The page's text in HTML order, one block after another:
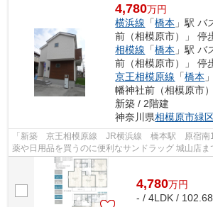
4,780万円
横浜線 「橋本 」駅 バ
前（相模原市）」 停
相模線 「橋本 」駅 バ
前（相模原市）」 停
京王相模原線 「橋本
幡神社前（相模原市
新築 / 2階建
神奈川県相模原市緑
「新築 京王相模原線 JR横浜線 橋本駅 原宿南1
薬や日用品を買うのに便利なサンドラッグ 城山店ま
に綺麗な新築戸建ての物件はいかがでし...
4,780万円
- / 4LDK /